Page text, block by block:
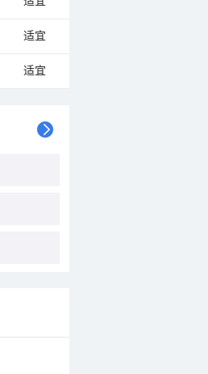
适宜
适宜